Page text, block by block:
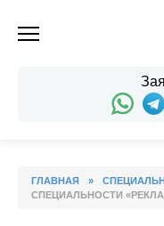
ГЛАВНАЯ »
СПЕЦИАЛЬНОСТИ